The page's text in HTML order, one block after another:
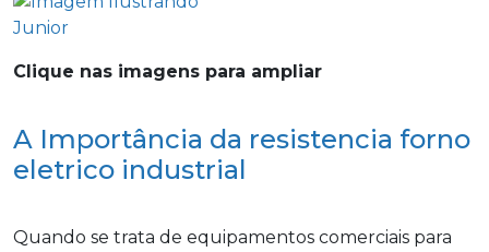
Clique nas imagens para ampliar
A Importância da resistencia forno
eletrico industrial
Quando se trata de equipamentos comerciais para